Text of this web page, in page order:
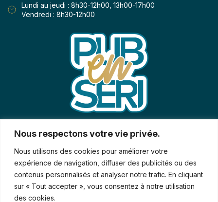
Nous respectons votre vie privée.
Nous utilisons des cookies pour améliorer votre
expérience de navigation, diffuser des publicités ou des
contenus personnalisés et analyser notre trafic. En cliquant
sur « Tout accepter », vous consentez à notre utilisation
des cookies.
Lundi au jeudi : 8h30-12h00, 13h00-17h00
Vendredi : 8h30-12h00
Nos produits
Signalétique
Print
Kit balisage véhicule
Panneaux
Enseigne
Qui sommes-nous ?
Savoir-faire
Contact
Demande de rappel
Actualités & conseils